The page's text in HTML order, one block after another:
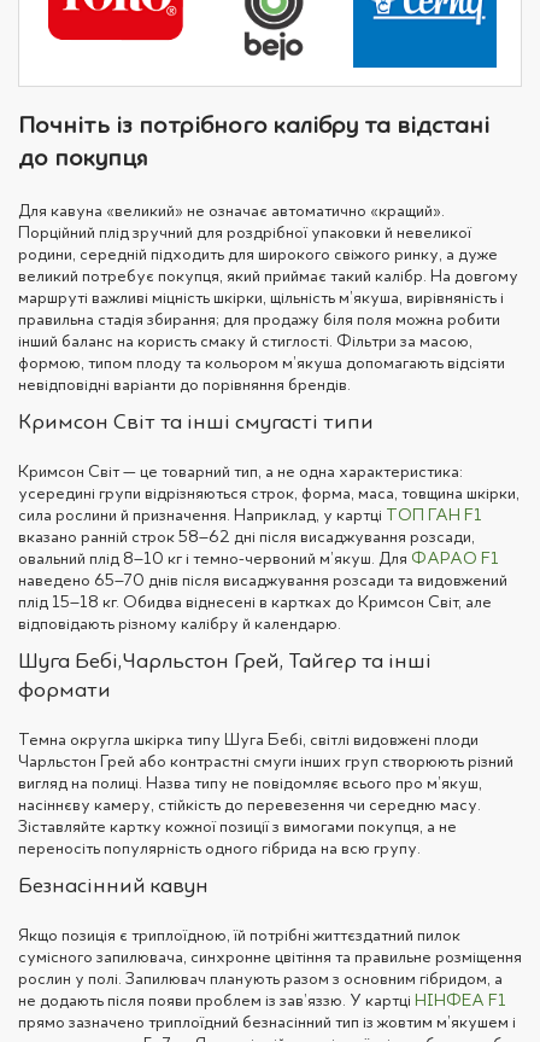
Почніть із потрібного калібру та відстані
до покупця
Для кавуна «великий» не означає автоматично «кращий».
Порційний плід зручний для роздрібної упаковки й невеликої
родини, середній підходить для широкого свіжого ринку, а дуже
великий потребує покупця, який приймає такий калібр. На довгому
маршруті важливі міцність шкірки, щільність м’якуша, вирівняність і
правильна стадія збирання; для продажу біля поля можна робити
інший баланс на користь смаку й стиглості. Фільтри за масою,
формою, типом плоду та кольором м’якуша допомагають відсіяти
невідповідні варіанти до порівняння брендів.
Кримсон Світ та інші смугасті типи
Кримсон Світ — це товарний тип, а не одна характеристика:
усередині групи відрізняються строк, форма, маса, товщина шкірки,
сила рослини й призначення. Наприклад, у картці
ТОП ГАН F1
вказано ранній строк 58–62 дні після висаджування розсади,
овальний плід 8–10 кг і темно-червоний м’якуш. Для ФАРАО F1
наведено 65–70 днів після висаджування розсади та видовжений
плід 15–18 кг. Обидва віднесені в картках до Кримсон Світ, але
відповідають різному калібру й календарю.
Шуга Бебі, Чарльстон Грей, Тайгер та інші
формати
Темна округла шкірка типу Шуга Бебі, світлі видовжені плоди
Чарльстон Грей або контрастні смуги інших груп створюють різний
вигляд на полиці. Назва типу не повідомляє всього про м’якуш,
насіннєву камеру, стійкість до перевезення чи середню масу.
Зіставляйте картку кожної позиції з вимогами покупця, а не
переносіть популярність одного гібрида на всю групу.
Безнасінний кавун
Якщо позиція є триплоїдною, їй потрібні життєздатний пилок
сумісного запилювача, синхронне цвітіння та правильне розміщення
рослин у полі. Запилювач планують разом з основним гібридом, а
не додають після появи проблем із зав’яззю. У картці НІНФЕА F1
прямо зазначено триплоїдний безнасінний тип із жовтим м’якушем і